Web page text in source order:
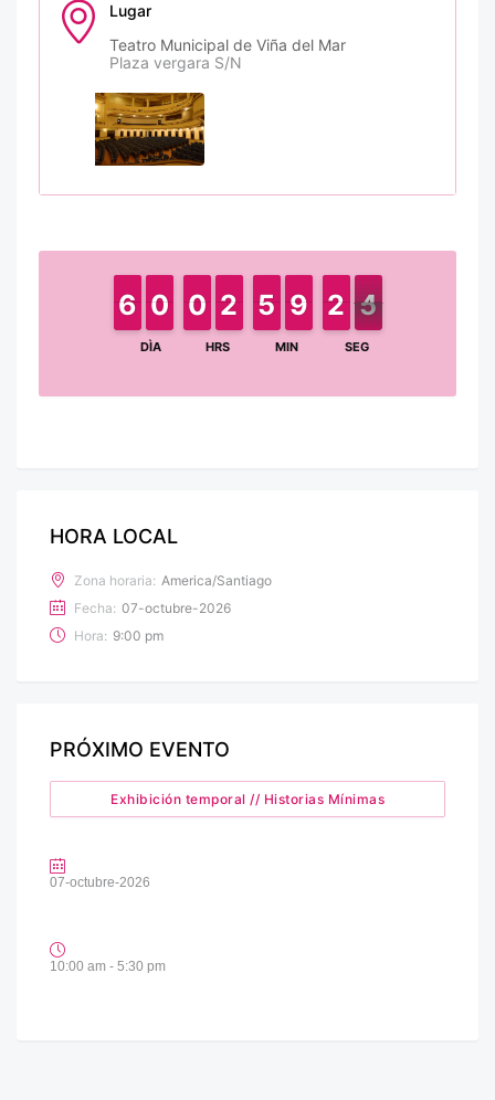
Lugar
Teatro Municipal de Viña del Mar
Plaza vergara S/N
DÌA
5
5
6
6 9
9
0
0
HRS
9
9
0
0 1
1
2
2
MIN
4
4
5
5 8
8
9
9
SEG
1
1
2
2 5
4
4
HORA LOCAL
Zona horaria: America/Santiago
Fecha: 07-octubre-2026
Hora: 9:00 pm
PRÓXIMO EVENTO
Exhibición temporal // Historias Mínimas
07-octubre-2026
10:00 am - 5:30 pm